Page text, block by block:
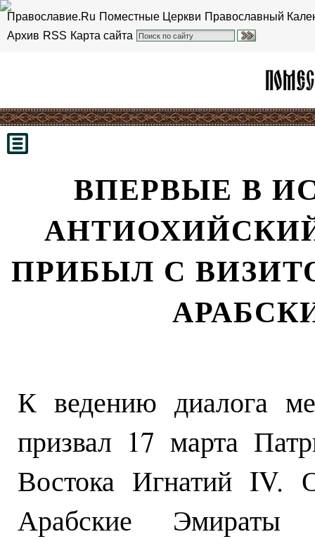
Православие.Ru Поместные Церкви Православный
Архив RSS Карта сайта
ВПЕРВЫЕ В
ПРИБЫЛ С
К ведению диалога
призвал 17 марта
Востока Игнатий IV.
Арабские